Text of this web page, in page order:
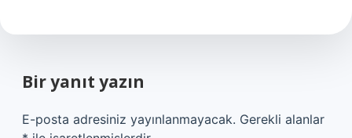
Bir yanıt yazın
E-posta adresiniz yayınlanmayacak. Gerekli alanlar